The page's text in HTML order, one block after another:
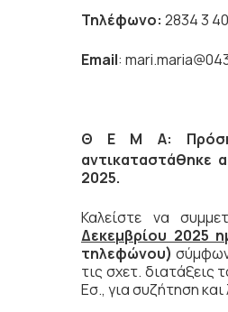
Τηλέφωνο: 2834 3
Email:
Θ Ε Μ Α:
αντικαταστάθηκε
2025.
Καλείστε να
Δεκεμβρίου 2025
τηλεφώνου)
τις σχετ. διατάξεις
Εσ., για συζήτηση